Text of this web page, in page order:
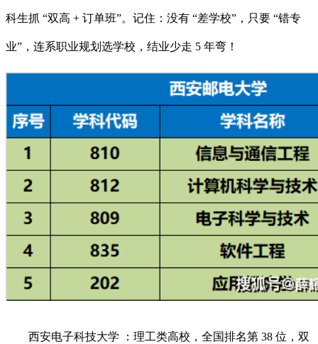
科生抓 “双高 + 订单班”。记住：没有 “差学校”，只要 “错专
业”，连系职业规划选学校，结业少走 5 年弯！
西安电子科技大学 ：理工类高校，全国排名第 38 位，双